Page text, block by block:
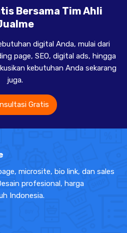
Bersama Tim Ahli
digital Anda, mulai dari
page, SEO, digital ads, hingga
kebutuhan Anda sekarang
juga.
Gratis
microsite, bio link, dan sales
profesional, harga
Indonesia.